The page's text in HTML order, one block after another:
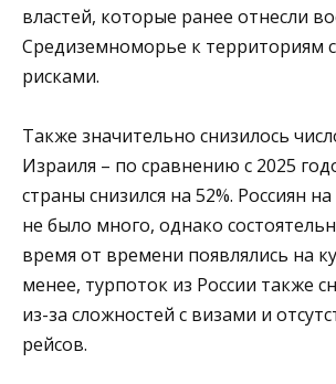
властей, которые ранее отнесли
Средиземноморье к территориям
рисками.
Также значительно снизилось
Израиля – по сравнению с 2025
страны снизился на 52%. Россиян
не было много, однако
время от времени появлялись на
менее, турпоток из России также
из-за сложностей с визами и
рейсов.